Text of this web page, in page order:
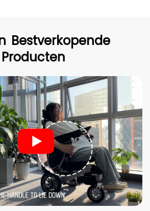
Bestverkopende
Producten